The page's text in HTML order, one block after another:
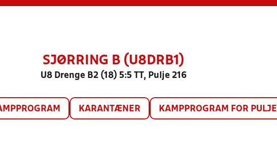
SJØRRING B (U8DRB1)
U8 Drenge B2 (18) 5:5 TT, Pulje 216
KARANTÆNER KAMPPROGRAM FOR PULJE